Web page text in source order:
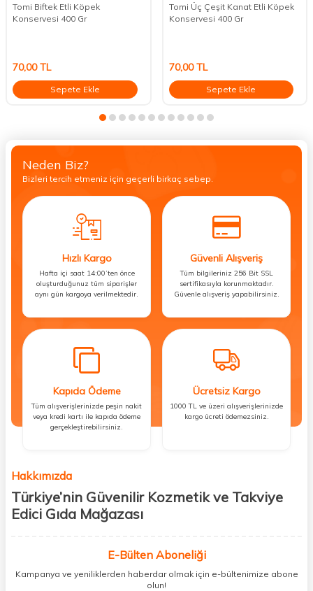
Tomi Biftek Etli Köpek
Konservesi 400 Gr
70,00TL
Sepete Ekle
Tomi Üç Çeşit Kanat Etli Köpek
Konservesi 400 Gr
70,00TL
Sepete Ekle
Neden Biz?
Bizleri tercih etmeniz için geçerli birkaç sebep.
Hızlı Kargo
Hafta içi saat 14:00’ten önce
oluşturduğunuz tüm siparişler
aynı gün kargoya verilmektedir.
Güvenli Alışveriş
Tüm bilgileriniz 256 Bit SSL
sertifikasıyla korunmaktadır.
Güvenle alışveriş yapabilirsiniz.
Kapıda Ödeme
Tüm alışverişlerinizde peşin nakit
veya kredi kartı ile kapıda ödeme
gerçekleştirebilirsiniz.
Ücretsiz Kargo
1000 TL ve üzeri alışverişlerinizde
kargo ücreti ödemezsiniz.
Hakkımızda
Türkiye’nin Güvenilir Kozmetik ve Takviye
Edici Gıda Mağazası
kişisel bakım hem de takviye edici gıda ürünlerini sizlerle
buluşturuyoruz. Artık mağaza mağaza dolaşmanıza gerek yok;
ihtiyacınız olan her şeyi tek bir çatı altında topluyor ve kapınıza kadar
E-Bülten Aboneliği
Kampanya ve yeniliklerden haberdar olmak için e-bültenimize abone
olun!